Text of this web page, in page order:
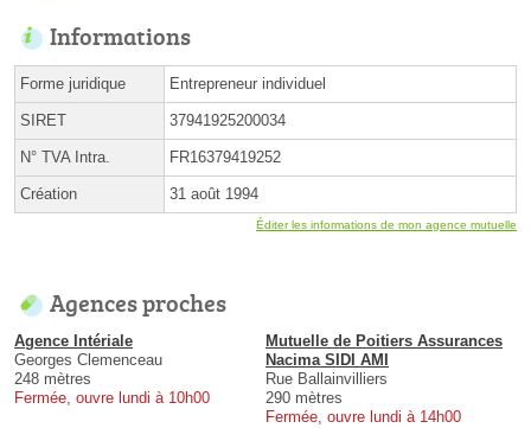
Informations
Forme juridique Entrepreneur individuel
SIRET 37941925200034
N° TVA Intra. FR16379419252
Création 31 août 1994
Éditer les informations de mon agence mutuelle
Agences proches
Agence Intériale
Georges Clemenceau
248 mètres
Fermée, ouvre lundi à 10h00
Mutuelle de Poitiers Assurances
Nacima SIDI AMI
Rue Ballainvilliers
290 mètres
Fermée, ouvre lundi à 14h00